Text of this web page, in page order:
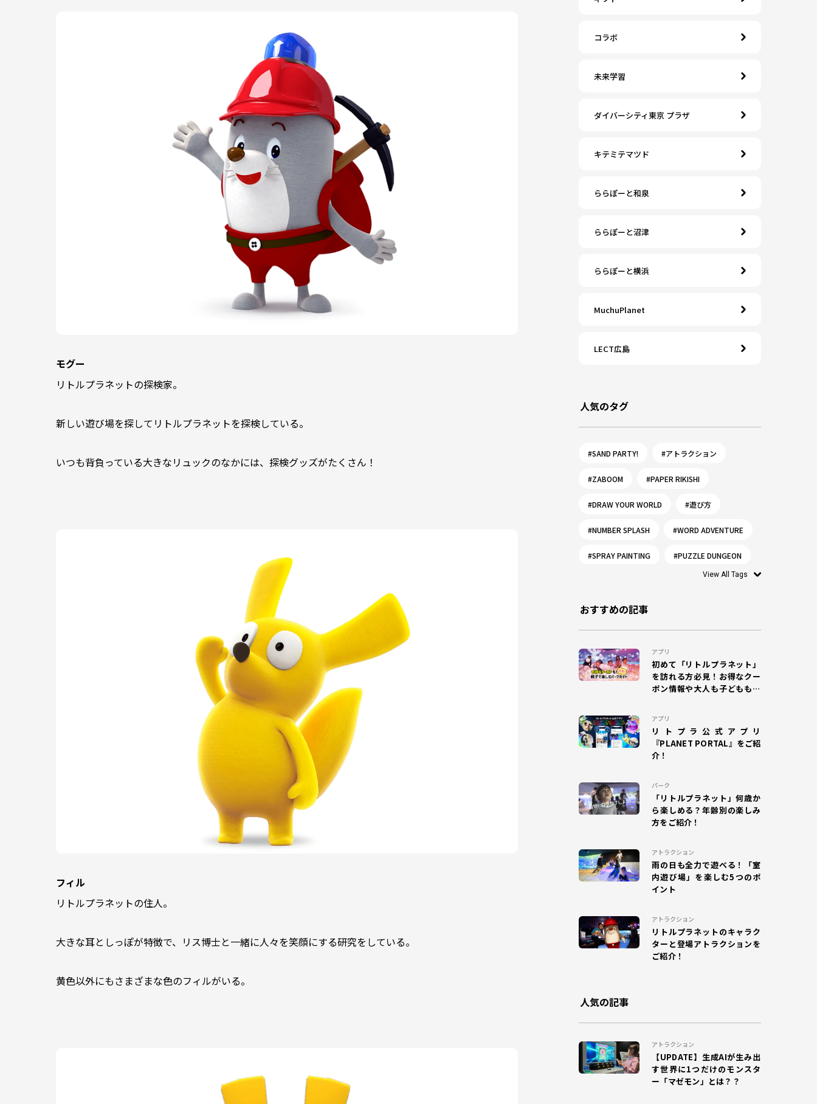
モグー
リトルプラネットの探検家。
新しい遊び場を探してリトルプラネットを探検している。
いつも背負っている大きなリュックのなかには、探検グッズがたくさん！
フィル
リトルプラネットの住人。
大きな耳としっぽが特徴で、リス博士と一緒に人々を笑顔にする研究をしている。
黄色以外にもさまざまな色のフィルがいる。
コラボ
未来学習
ダイバーシティ東京 プラザ
キテミテマツド
ららぽーと和泉
ららぽーと沼津
ららぽーと横浜
MuchuPlanet
LECT広島
人気のタグ
#SAND PARTY! #アトラクション
#ZABOOM #PAPER RIKISHI
#DRAW YOUR WORLD #遊び方
#NUMBER SPLASH #WORD ADVENTURE
#SPRAY PAINTING #PUZZLE DUNGEON
#リトルプラネット
#お絵かき #ぬりえ #1歳
#DISCOVERY LEAF
#SHADOW WORLD #乳幼児
#WONDER AIR ROCKET #オラゴン
#MAGIC GREETING
#COSPLAY MAGIC
#ドラえもん #DISCOVERY GARDEN
#DIGITAL SPOGLISH #サッカー
#インタビュー
#キテミテマツド #DINO JUMPING
#リトルプラネットダイバーシティ東京プラザ
#昆虫 #のび太の地球交響楽
View All Tags
おすすめの記事
アプリ
初めて「リトルプラネット」
を訪れる方必見！お得なクー
ポン情報や大人も子どもも楽
介！
アプリ
リトプラ公式アプリ
『PLANET PORTAL』をご紹
介！
パーク
「リトルプラネット」何歳か
ら楽しめる？年齢別の楽しみ
方をご紹介！
アトラクション
雨の日も全力で遊べる！「室
内遊び場」を楽しむ5つのポ
イント
アトラクション
リトルプラネットのキャラク
ターと登場アトラクションを
ご紹介！
人気の記事
アトラクション
【UPDATE】生成AIが生み出
す世界に1つだけのモンスタ
ー「マゼモン」とは？？